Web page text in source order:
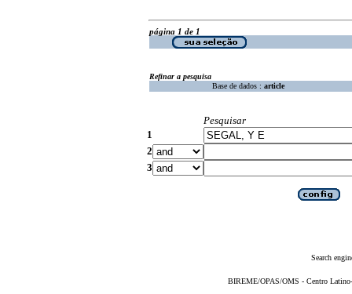
página 1 de 1
Refinar a pesquisa
Base de dados : article
Pesquisar
1
2
3
Search
BIREME/OPAS/OMS - Centro Latino-